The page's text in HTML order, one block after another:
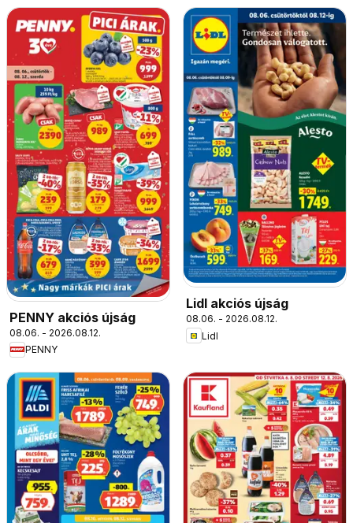
PENNY akciós újság
08.06. - 2026.08.12.
PENNY
Lidl akciós újság
08.06. - 2026.08.12.
Lidl